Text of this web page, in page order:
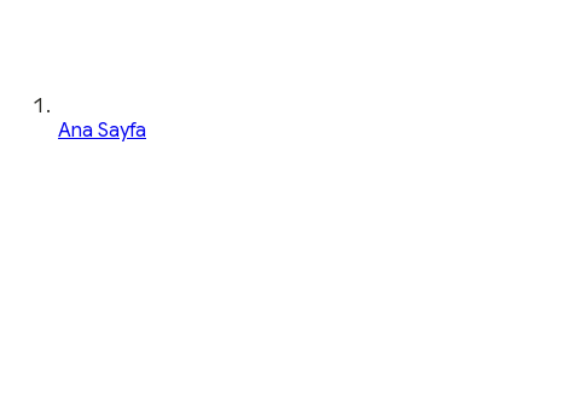
Ana Sayfa